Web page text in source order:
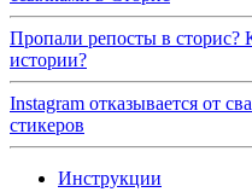
Пропали репосты в сторис?
истории?
Instagram отказывается от
стикеров
Инструкции